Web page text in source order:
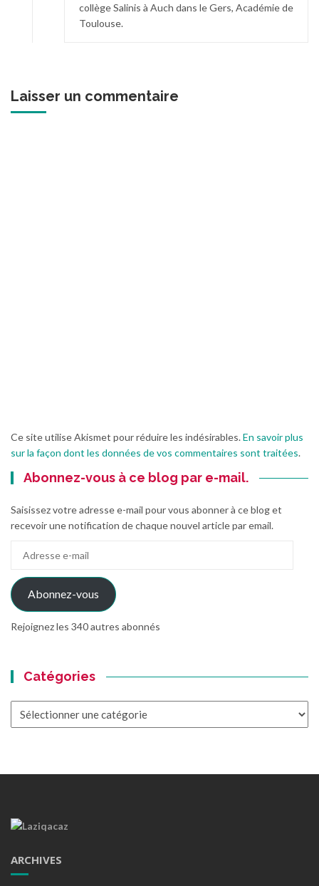
collège Salinis à Auch dans le Gers, Académie de
Toulouse.
Laisser un commentaire
Ce site utilise Akismet pour réduire les indésirables.En savoir plus
sur la façon dont les données de vos commentaires sont traitées.
Abonnez-vous à ce blog par e-mail.
Saisissez votre adresse e-mail pour vous abonner à ce blog et
recevoir une notification de chaque nouvel article par email.
mail
Abonnez-vous
Rejoignez les 340 autres abonnés
Catégories
ARCHIVES